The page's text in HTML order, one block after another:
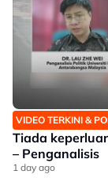
VIDEO TERKINI &
Tiada
– Penganalisis
1 day ago